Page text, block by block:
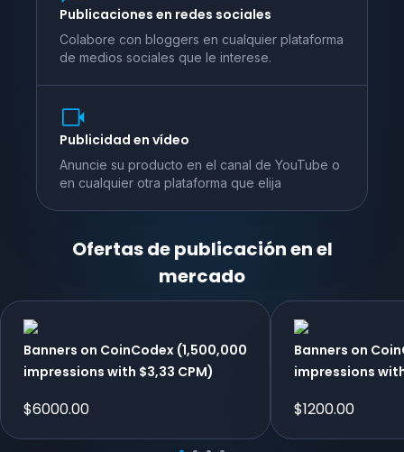
Publicaciones en redes sociales
Colabore con bloggers en cualquier plataforma
de medios sociales que le interese.
Publicidad en vídeo
Anuncie su producto en el canal de YouTube o
en cualquier otra plataforma que elija
Ofertas de publicación en el
mercado
Banners on CoinCodex (1,500,000
impressions with $3,33 CPM)
$6000.00
Banners on
impressions
$1200.00